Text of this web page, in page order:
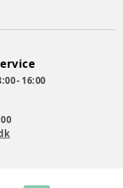
- 16:00